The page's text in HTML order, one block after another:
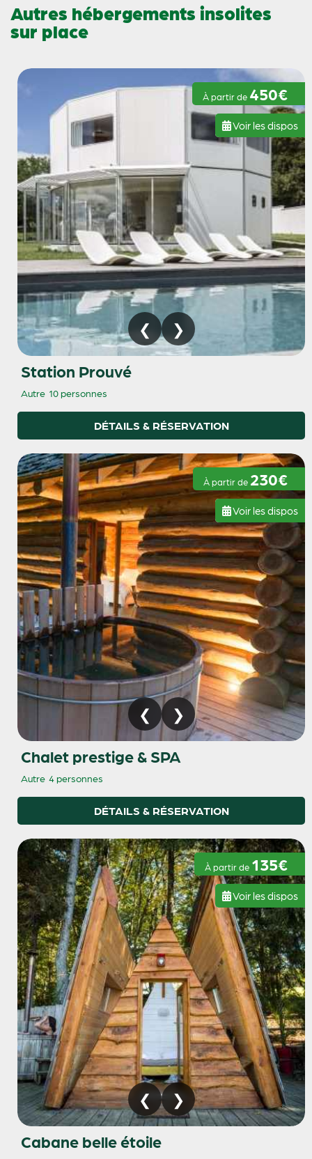
Autres hébergements insolites
sur place
À partir de 450€
Voir les dispos
Station Prouvé
Autre 10 personnes
DÉTAILS & RÉSERVATION
À partir de 230€
Voir les dispos
Chalet prestige & SPA
Autre 4 personnes
DÉTAILS & RÉSERVATION
À partir de 135€
Voir les dispos
Cabane belle étoile